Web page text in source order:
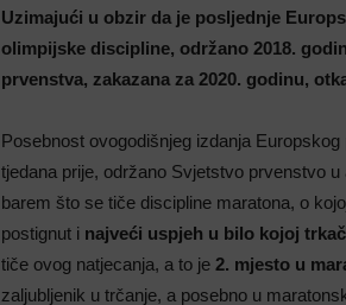
Uzimajući u obzir da je posljednje
olimpijske discipline, održano 2018.
prvenstva, zakazana za 2020. godinu,
Posebnost ovogodišnjeg izdanja
tjedana prije, održano Svjetstvo prvenstvo
barem što se tiče discipline maratona, o
postignut i najveći uspjeh u bilo kojoj
tiče ovog natjecanja, a to je 2. mjesto u
zaljubljenik u trčanje, a posebno u